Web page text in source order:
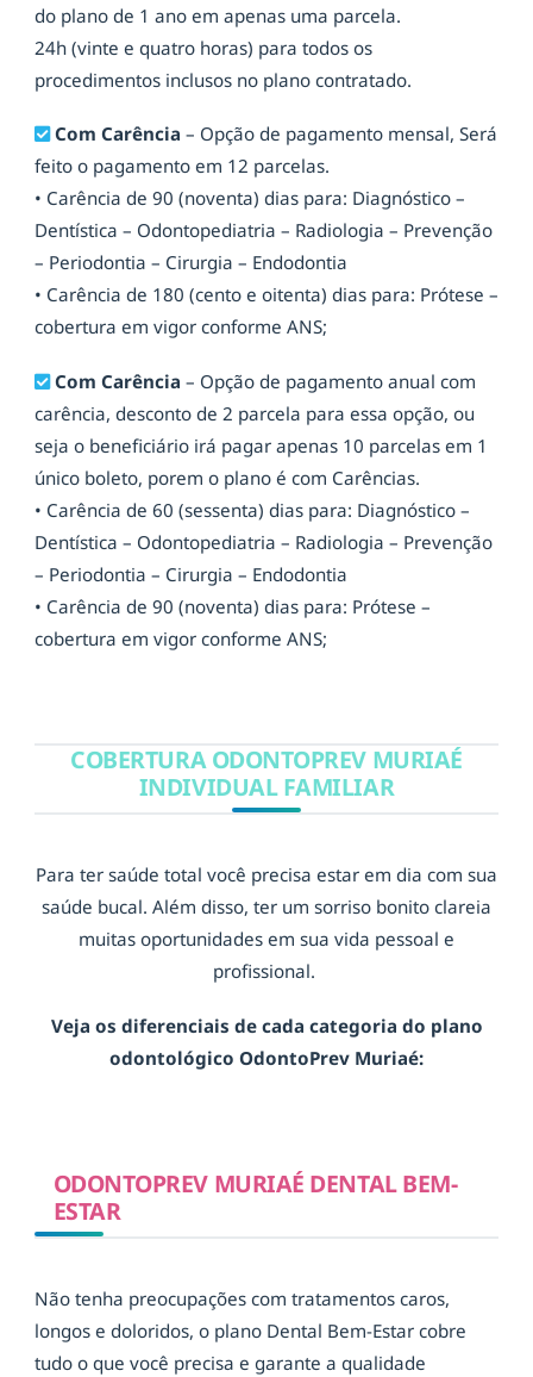
do plano de 1 ano em apenas uma parcela.
24h (vinte e quatro horas) para todos os
procedimentos inclusos no plano contratado.
Com Carência – Opção de pagamento mensal, Será
feito o pagamento em 12 parcelas.
• Carência de 90 (noventa) dias para: Diagnóstico –
Dentística – Odontopediatria – Radiologia – Prevenção
– Periodontia – Cirurgia – Endodontia
• Carência de 180 (cento e oitenta) dias para: Prótese –
cobertura em vigor conforme ANS;
Com Carência – Opção de pagamento anual com
carência, desconto de 2 parcela para essa opção, ou
seja o beneficiário irá pagar apenas 10 parcelas em 1
único boleto, porem o plano é com Carências.
• Carência de 60 (sessenta) dias para: Diagnóstico –
Dentística – Odontopediatria – Radiologia – Prevenção
– Periodontia – Cirurgia – Endodontia
• Carência de 90 (noventa) dias para: Prótese –
cobertura em vigor conforme ANS;
COBERTURA ODONTOPREV MURIAÉ
INDIVIDUAL FAMILIAR
Para ter saúde total você precisa estar em dia com sua
saúde bucal. Além disso, ter um sorriso bonito clareia
muitas oportunidades em sua vida pessoal e
profissional.
Veja os diferenciais de cada categoria do plano
odontológico OdontoPrev Muriaé:
ODONTOPREV MURIAÉ DENTAL BEM-
ESTAR
Não tenha preocupações com tratamentos caros,
longos e doloridos, o plano Dental Bem-Estar cobre
tudo o que você precisa e garante a qualidade